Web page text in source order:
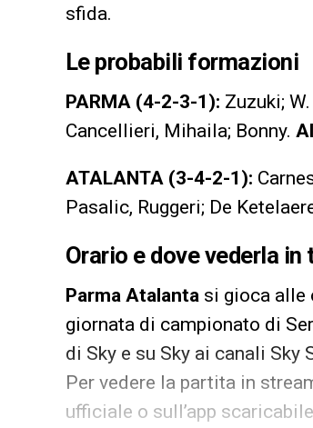
sfida.
Le probabili formazioni
PARMA (4-2-3-1): Zuzuki;
Cancellieri, Mihaila; Bonny.
ATALANTA (3-4-2-1):
Pasalic, Ruggeri; De
Orario e dove vederla in
Parma Atalanta si gioca alle
giornata di campionato di
di Sky e su Sky ai canali Sky
Per vedere la partita in
ufficiale o sull’app